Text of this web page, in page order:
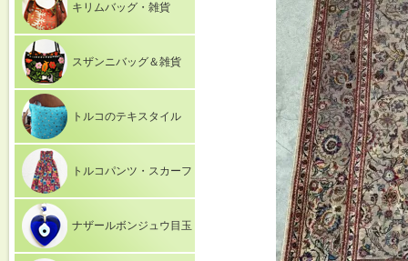
キリムバッグ・雑貨
スザンニバッグ＆雑貨
トルコのテキスタイル
トルコパンツ・スカーフ
ナザールボンジュウ目玉